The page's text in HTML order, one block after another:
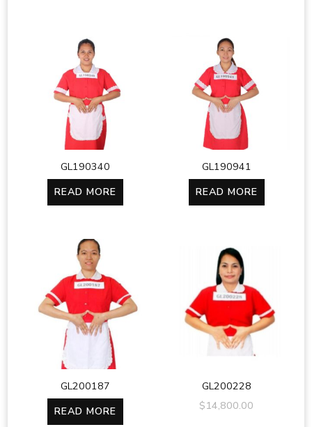
GL190340
READ MORE
GL190941
READ MORE
GL200187
READ MORE
GL200228
$14,800.00